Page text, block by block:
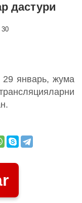
дастури
30
29 январь, жума